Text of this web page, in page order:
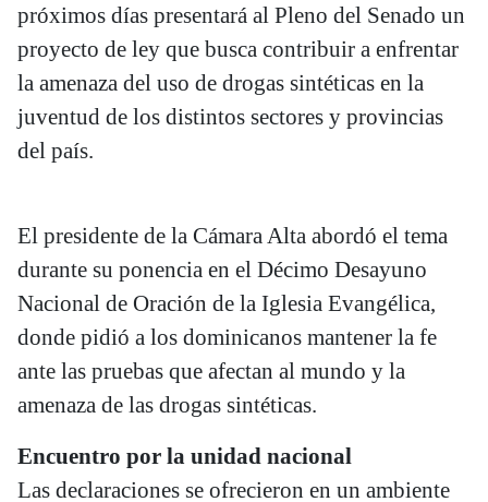
próximos días presentará al Pleno del Senado un
proyecto de ley que busca contribuir a enfrentar
la amenaza del uso de drogas sintéticas en la
juventud de los distintos sectores y provincias
del país.
El presidente de la Cámara Alta abordó el tema
durante su ponencia en el Décimo Desayuno
Nacional de Oración de la Iglesia Evangélica,
donde pidió a los dominicanos mantener la fe
ante las pruebas que afectan al mundo y la
amenaza de las drogas sintéticas.
Encuentro por la unidad nacional
Las declaraciones se ofrecieron en un ambiente